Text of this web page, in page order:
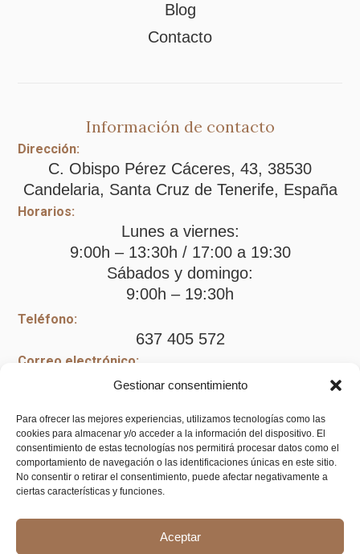
Gestionar consentimiento
Para ofrecer las mejores experiencias, utilizamos tecnologías como las
cookies para almacenar y/o acceder a la información del dispositivo. El
consentimiento de estas tecnologías nos permitirá procesar datos como el
comportamiento de navegación o las identificaciones únicas en este sitio.
No consentir o retirar el consentimiento, puede afectar negativamente a
ciertas características y funciones.
Aceptar
Blog
Contacto
Información de contacto
Dirección:
C. Obispo Pérez Cáceres, 43, 38530
Candelaria, Santa Cruz de Tenerife, España
Horarios:
Lunes a viernes:
9:00h – 13:30h / 17:00 a 19:30
Sábados y domingo:
9:00h – 19:30h
Teléfono:
637 405 572
Correo electrónico:
kandasfloralhome@gmail.com
Legal
Política de privacidad